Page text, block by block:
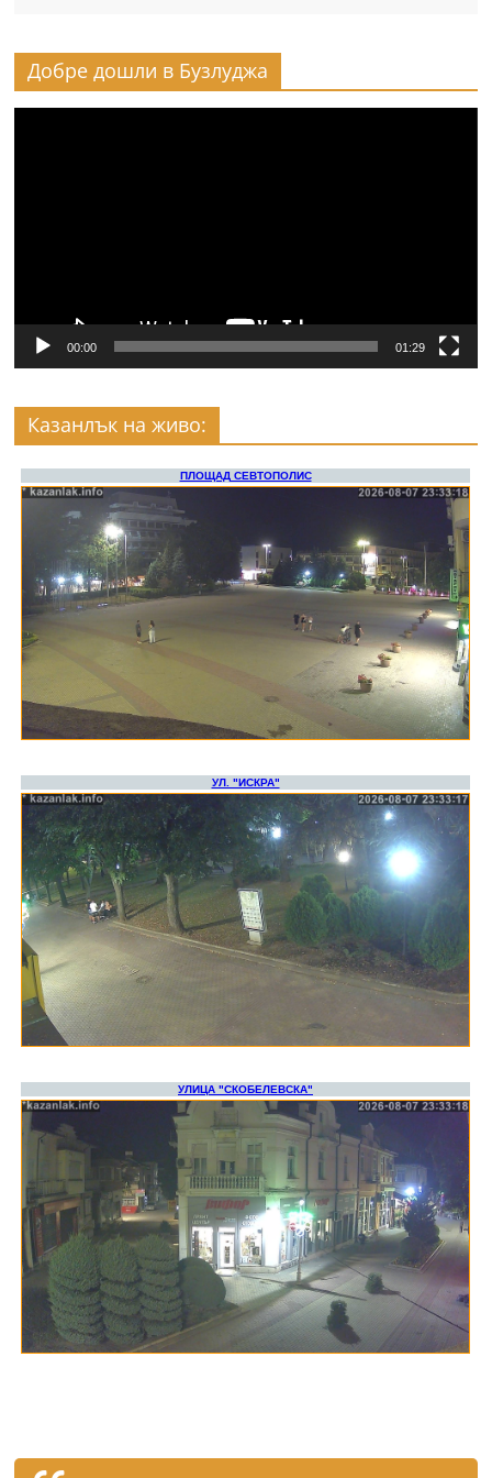
Добре дошли в Бузлуджа
00:00 01:29
Казанлък на живо: